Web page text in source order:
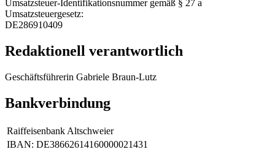
Umsatzsteuer-Identifikationsnummer gemäß § 27 a
Umsatzsteuergesetz:
DE286910409
Redaktionell verantwortlich
Geschäftsführerin Gabriele Braun-Lutz
Bankverbindung
Raiffeisenbank Altschweier
IBAN: DE38662614160000021431